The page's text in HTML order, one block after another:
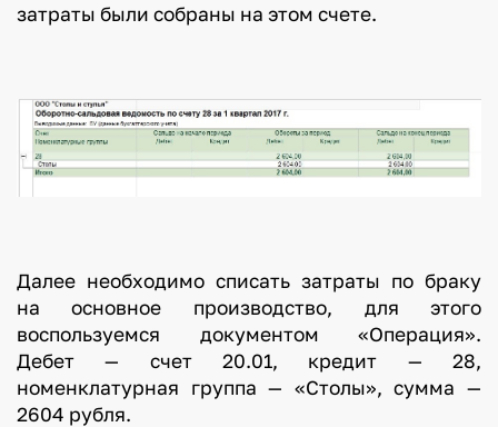
затраты были собраны на этом счете.
Далее необходимо списать затраты по браку
на основное производство, для этого
воспользуемся документом «Операция».
Дебет — счет 20.01, кредит — 28,
номенклатурная группа — «Столы», сумма —
2604 рубля.